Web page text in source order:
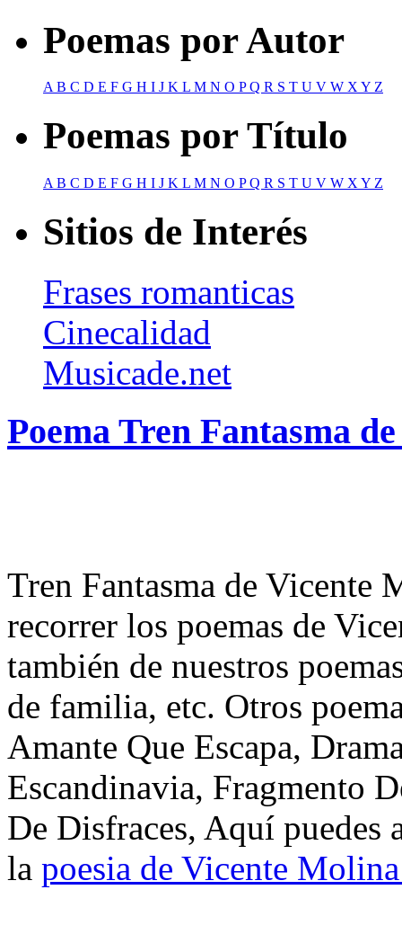
Poemas por Autor
AB C D E F G H I J K L M N O PQ R S T U V W XY Z
Poemas por Título
A B C D E F G H I J K L M N O PQ R S T U V W X Y Z
Sitios de Interés
Frases romanticas
Cinecalidad
Musicade.net
Poema Tren Fantasma
Tren Fantasma de Vicente
recorrer los poemas de
también de nuestros
de familia, etc. Otros
Amante Que Escapa,
Escandinavia, Fragmento
De Disfraces, Aquí puedes
la poesia de Vicente